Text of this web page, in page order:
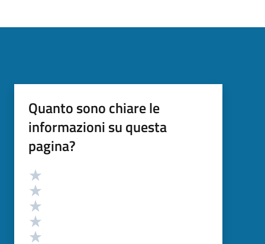
Quanto sono chiare le
informazioni su questa
pagina?
Valutazione